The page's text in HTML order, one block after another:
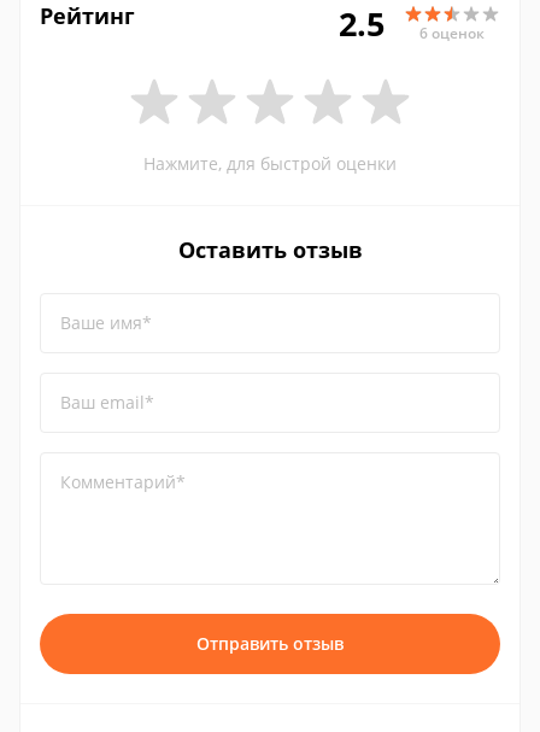
Рейтинг 2.5 6 оценок
Нажмите, для быстрой оценки
Оставить отзыв
Ваше имя*
Ваш email*
Комментарий*
Отправить отзыв